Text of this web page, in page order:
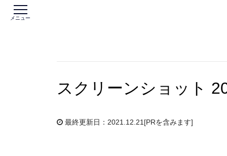
メニュー
スクリーンショット
最終更新日：2021.12.21 [PRを含みます]